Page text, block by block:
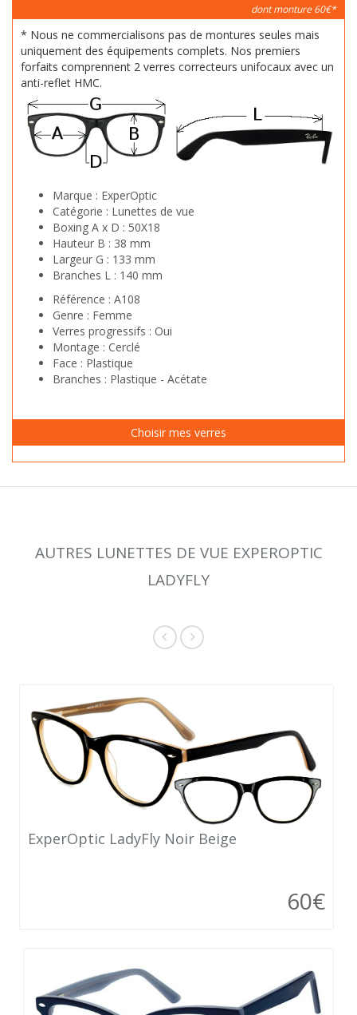
dont monture 60€*
* Nous ne commercialisons pas de montures seules mais
uniquement des équipements complets. Nos premiers
forfaits comprennent 2 verres correcteurs unifocaux avec un
anti-reflet HMC.
Marque : ExperOptic
Catégorie : Lunettes de vue
Boxing A x D : 50X18
Hauteur B : 38 mm
Largeur G : 133 mm
Branches L : 140 mm
Référence : A108
Genre : Femme
Verres progressifs : Oui
Montage : Cerclé
Face : Plastique
Branches : Plastique - Acétate
AUTRES LUNETTES DE VUE EXPEROPTIC
LADYFLY
ExperOptic LadyFly Noir Beige
60€